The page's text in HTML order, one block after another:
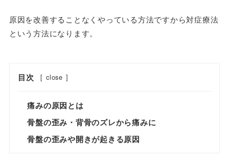
原因を改善することなくやっている方法ですから対症療法
という方法になります。
目次 [ close ]
痛みの原因とは
骨盤の歪み・背骨のズレから痛みに
骨盤の歪みや開きが起きる原因